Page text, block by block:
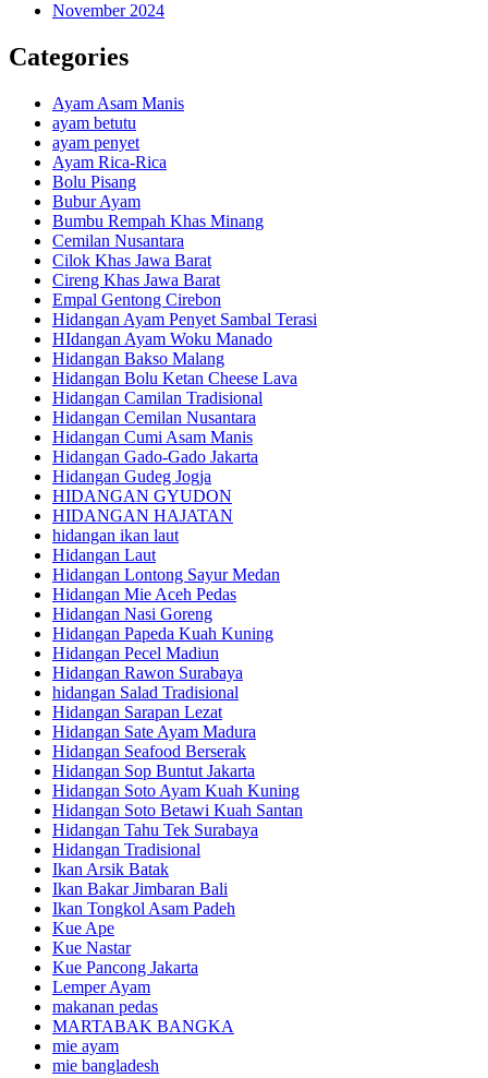
November 2024
Categories
Ayam Asam Manis
ayam betutu
ayam penyet
Ayam Rica-Rica
Bolu Pisang
Bubur Ayam
Bumbu Rempah Khas Minang
Cemilan Nusantara
Cilok Khas Jawa Barat
Cireng Khas Jawa Barat
Empal Gentong Cirebon
Hidangan Ayam Penyet Sambal Terasi
HIdangan Ayam Woku Manado
Hidangan Bakso Malang
Hidangan Bolu Ketan Cheese Lava
Hidangan Camilan Tradisional
Hidangan Cemilan Nusantara
Hidangan Cumi Asam Manis
Hidangan Gado-Gado Jakarta
Hidangan Gudeg Jogja
HIDANGAN GYUDON
HIDANGAN HAJATAN
hidangan ikan laut
Hidangan Laut
Hidangan Lontong Sayur Medan
Hidangan Mie Aceh Pedas
Hidangan Nasi Goreng
Hidangan Papeda Kuah Kuning
Hidangan Pecel Madiun
Hidangan Rawon Surabaya
hidangan Salad Tradisional
Hidangan Sarapan Lezat
Hidangan Sate Ayam Madura
Hidangan Seafood Berserak
Hidangan Sop Buntut Jakarta
Hidangan Soto Ayam Kuah Kuning
Hidangan Soto Betawi Kuah Santan
Hidangan Tahu Tek Surabaya
Hidangan Tradisional
Ikan Arsik Batak
Ikan Bakar Jimbaran Bali
Ikan Tongkol Asam Padeh
Kue Ape
Kue Nastar
Kue Pancong Jakarta
Lemper Ayam
makanan pedas
MARTABAK BANGKA
mie ayam
mie bangladesh